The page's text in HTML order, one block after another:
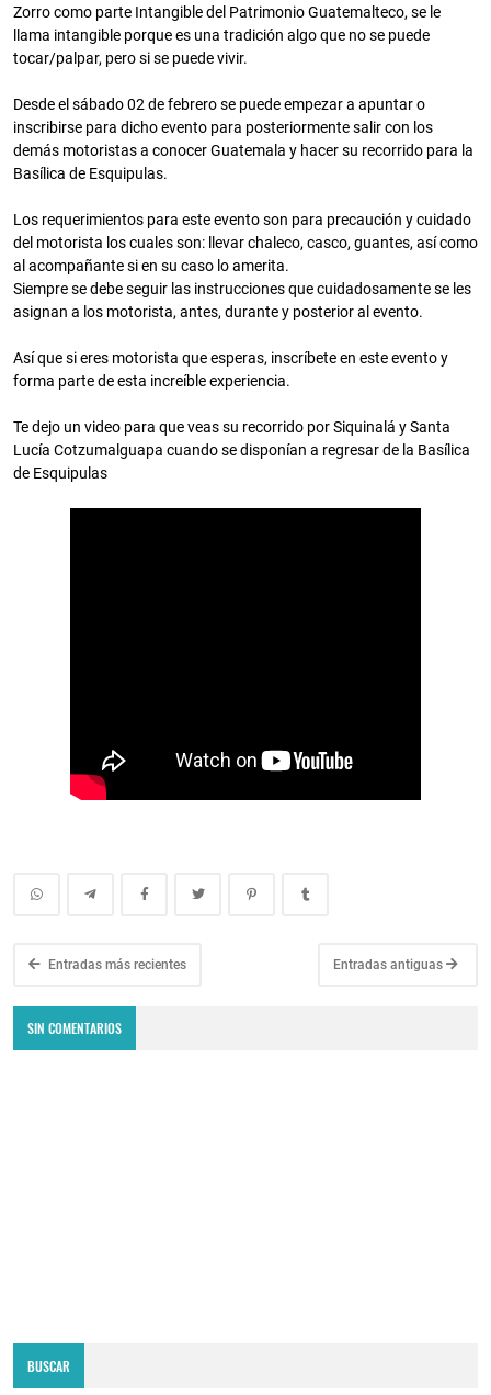
Zorro como parte Intangible del Patrimonio Guatemalteco, se le
llama intangible porque es una tradición algo que no se puede
tocar/palpar, pero si se puede vivir.
Desde el sábado 02 de febrero se puede empezar a apuntar o
inscribirse para dicho evento para posteriormente salir con los
demás motoristas a conocer Guatemala y hacer su recorrido para la
Basílica de Esquipulas.
Los requerimientos para este evento son para precaución y cuidado
del motorista los cuales son: llevar chaleco, casco, guantes, así como
al acompañante si en su caso lo amerita.
Siempre se debe seguir las instrucciones que cuidadosamente se les
asignan a los motorista, antes, durante y posterior al evento.
Así que si eres motorista que esperas, inscríbete en este evento y
forma parte de esta increíble experiencia.
Te dejo un video para que veas su recorrido por Siquinalá y Santa
Lucía Cotzumalguapa cuando se disponían a regresar de la Basílica
de Esquipulas
Entradas más recientes Entradas antiguas
SIN COMENTARIOS
BUSCAR